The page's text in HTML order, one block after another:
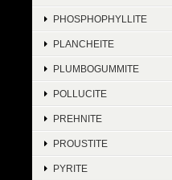
PHOSPHOPHYLLITE
PLANCHEITE
PLUMBOGUMMITE
POLLUCITE
PREHNITE
PROUSTITE
PYRITE